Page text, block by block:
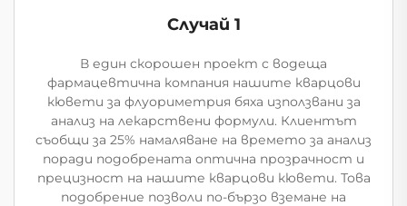
Случай 1
В един скорошен проект с водеща
фармацевтична компания нашите кварцови
кювети за флуориметрия бяха използвани за
анализ на лекарствени формули. Клиентът
съобщи за 25% намаляване на времето за анализ
поради подобрената оптична прозрачност и
прецизност на нашите кварцови кювети. Това
подобрение позволи по-бързо вземане на